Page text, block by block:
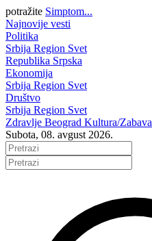
potražite Simptom...
Najnovije vesti
Politika
Srbija Region Svet
Republika Srpska
Ekonomija
Srbija Region Svet
Društvo
Srbija Region Svet
Zdravlje Beograd Kultura/Zabava
Subota, 08. avgust 2026.